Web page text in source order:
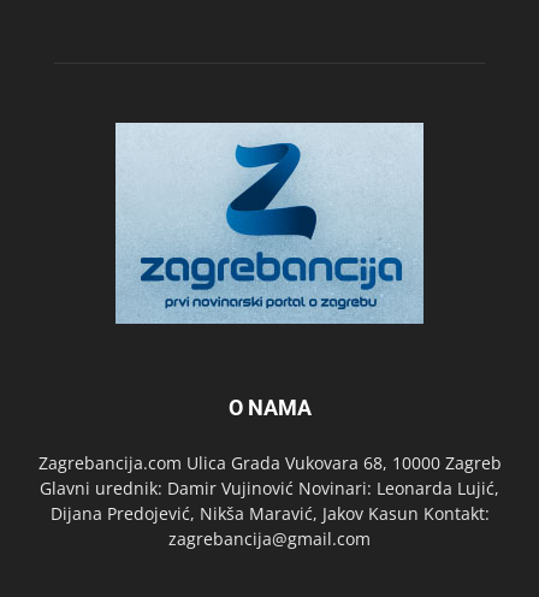
O NAMA
Zagrebancija.com Ulica Grada Vukovara 68, 10000 Zagreb
Glavni urednik: Damir Vujinović Novinari: Leonarda Lujić,
Dijana Predojević, Nikša Maravić, Jakov Kasun Kontakt:
zagrebancija@gmail.com